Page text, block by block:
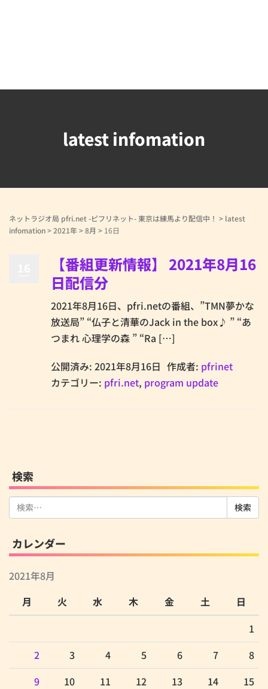
latest infomation
ネットラジオ局 pfri.net -ピフリネット- 東京は練馬より配信中！ > latest
infomation>2021年>8月 > 16日
【番組更新情報】 2021年8月16
日配信分
2021年8月16日、pfri.netの番組、”TMN夢かな
放送局” “仏子と清華のJack in the box♪ ” “あ
つまれ 心理学の森 ” “Ra […]
公開済み: 2021年8月16日 作成者: pfrinet
カテゴリー: pfri.net, program update
検索
検
索:
カレンダー
2021年8月
月
火 水 木 金 土
日
1
2
3 4 5 6 7
8
9
10 11 12 13 14
15